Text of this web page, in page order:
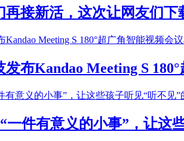
再接新活，这次让网友们下
布Kandao Meeting S
一件有意义的小事”，让这